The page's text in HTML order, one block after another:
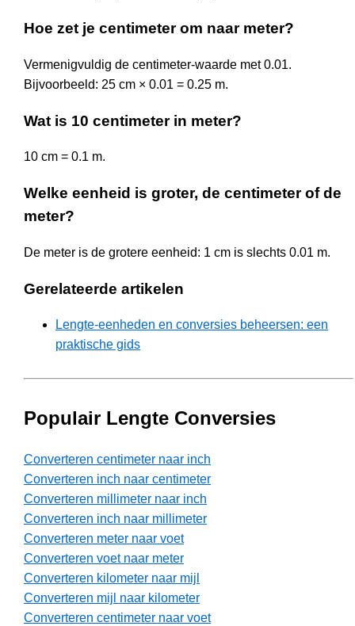
Hoe zet je centimeter om naar meter?
Vermenigvuldig de centimeter-waarde met 0.01.
Bijvoorbeeld: 25 cm × 0.01 = 0.25 m.
Wat is 10 centimeter in meter?
10 cm = 0.1 m.
Welke eenheid is groter, de centimeter of de
meter?
De meter is de grotere eenheid: 1 cm is slechts 0.01 m.
Gerelateerde artikelen
Lengte-eenheden en conversies beheersen: een
praktische gids
Populair Lengte Conversies
Converteren centimeter naar inch
Converteren inch naar centimeter
Converteren millimeter naar inch
Converteren inch naar millimeter
Converteren meter naar voet
Converteren voet naar meter
Converteren kilometer naar mijl
Converteren mijl naar kilometer
Converteren centimeter naar voet